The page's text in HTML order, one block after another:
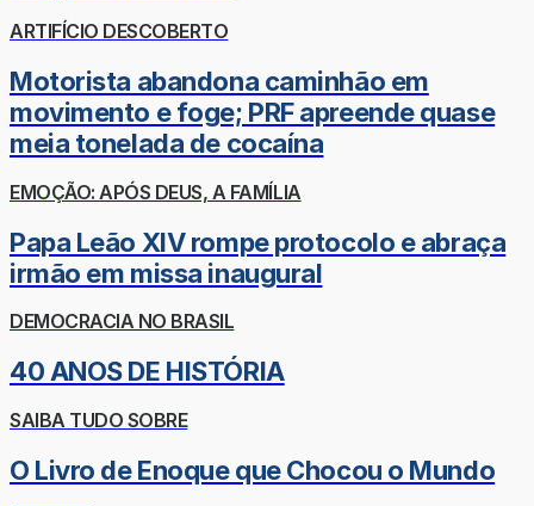
ARTIFÍCIO DESCOBERTO
Motorista abandona caminhão em
movimento e foge; PRF apreende quase
meia tonelada de cocaína
EMOÇÃO: APÓS DEUS, A FAMÍLIA
Papa Leão XIV rompe protocolo e abraça
irmão em missa inaugural
DEMOCRACIA NO BRASIL
40 ANOS DE HISTÓRIA
SAIBA TUDO SOBRE
O Livro de Enoque que Chocou o Mundo